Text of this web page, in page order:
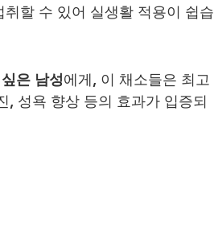
할 수 있어 실생활 적용이 쉽습
은 남성에게, 이 채소들은 최고
, 성욕 향상 등의 효과가 입증되